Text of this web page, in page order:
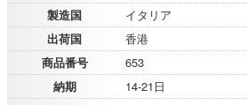
製造国
イタリア
出荷国
香港
商品番号
653
納期
14-21日